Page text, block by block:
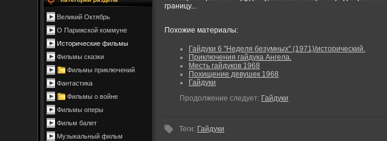
Великий Октябрь
О Парижской коммуне
Исторические фильмы
Фильмы сказки
Фильмы приключений
Фантастика
Фильмы о войне
Фильмы оперы
Фильм балет
Музыкальный фильм
границу...
Похожие материалы:
Гайдуки 6 "Неделя безумных" (1971)/исторический.
Приключения гайдука Ангела.
Месть гайдуков 1968
Похищение девушек 1968
Гайдуки
Продолжение следует: Гайдуки
Теги: Гайдуки